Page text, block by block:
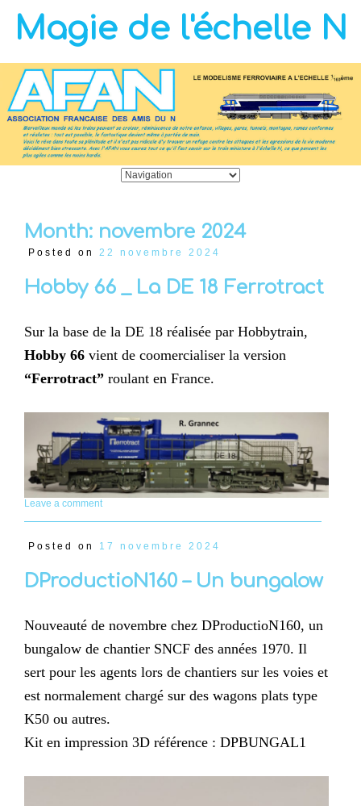
Magie de l'échelle N
Month: novembre 2024
Posted on 22 novembre 2024
Hobby 66 _ La DE 18 Ferrotract
Sur la base de la DE 18 réalisée par Hobbytrain,
Hobby 66 vient de coomercialiser la version
“Ferrotract” roulant en France.
Leave a comment
Posted on 17 novembre 2024
DProductioN160 – Un bungalow
Nouveauté de novembre chez DProductioN160, un
bungalow de chantier SNCF des années 1970. Il
sert pour les agents lors de chantiers sur les voies et
est normalement chargé sur des wagons plats type
K50 ou autres.
Kit en impression 3D référence : DPBUNGAL1